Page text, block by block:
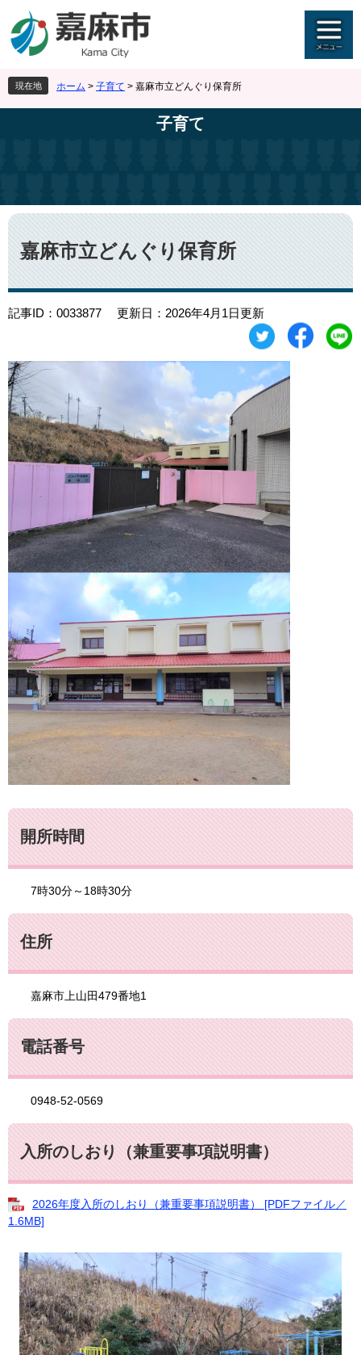
ジ
先
頭
で
ュ
を
飛
ば
現在地 ホーム > 子育て > 嘉麻市立どんぐり保育所
子育て
本
文
嘉麻市立どんぐり保育所
記事ID：0033877 更新日：2026年4月1日更新
開所時間
7時30分～18時30分
住所
嘉麻市上山田479番地1
電話番号
0948-52-0569
入所のしおり（兼重要事項説明書）
2026年度入所のしおり（兼重要事項説明書） [PDFファイル／
1.6MB]